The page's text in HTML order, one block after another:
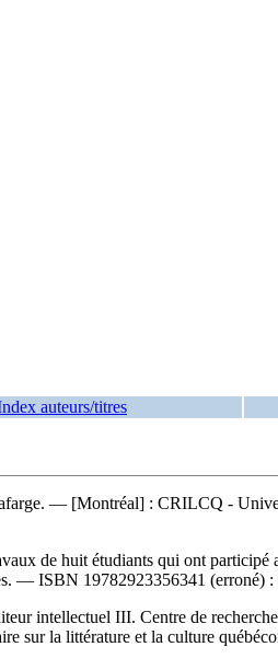
auteurs/titres
— [Montréal] : CRILCQ -
de huit étudiants qui ont participé
— ISBN 19782923356341 (erroné) :
intellectuel III. Centre de
sur la littérature et la culture